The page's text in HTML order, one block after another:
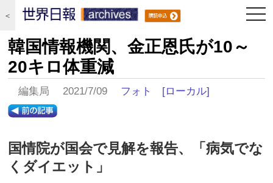
＜
韓国情報機関、金正恩氏が10～
20キロ体重減
編集局 2021/7/09 フォト [ローカル]
国情院が国会で見解を報告、「病気でな
くダイエット」